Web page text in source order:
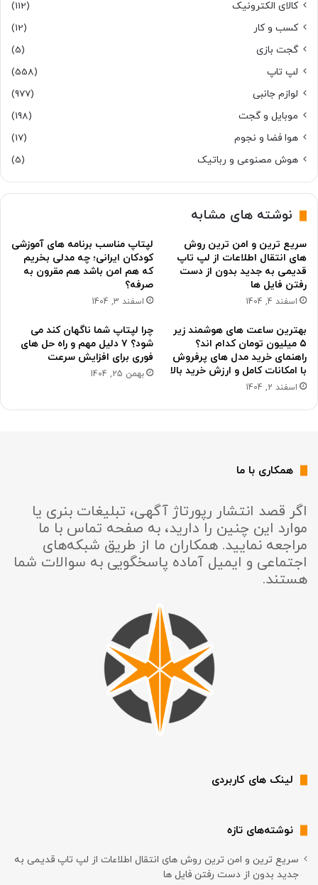
کالای الکترونیک
(112)
کسب و کار
(12)
گجت بازی
(5)
لپ تاپ
(558)
لوازم جانبی
(977)
موبایل و گجت
(198)
هوا فضا و نجوم
(17)
هوش مصنوعی و رباتیک
(5)
نوشته های مشابه
سریع ترین و امن ترین روش
های انتقال اطلاعات از لپ تاپ
قدیمی به جدید بدون از دست
رفتن فایل ها
اسفند 4, 1404
لپتاپ مناسب برنامه های آموزشی
کودکان ایرانی؛ چه مدلی بخریم
که هم امن باشد هم مقرون به
صرفه؟
اسفند 3, 1404
بهترین ساعت های هوشمند زیر
۵ میلیون تومان کدام اند؟
راهنمای خرید مدل های پرفروش
با امکانات کامل و ارزش خرید بالا
اسفند 2, 1404
چرا لپتاپ شما ناگهان کند می
شود؟ ۷ دلیل مهم و راه حل های
فوری برای افزایش سرعت
بهمن 25, 1404
همکاری با ما
اگر قصد انتشار رپورتاژ آگهی، تبلیغات بنری یا
موارد این چنین را دارید، به صفحه تماس با ما
مراجعه نمایید. همکاران ما از طریق شبکه‌های
اجتماعی و ایمیل آماده پاسخگویی به سوالات شما
هستند.
لینک های کاربردی
نوشته‌های تازه
سریع ترین و امن ترین روش های انتقال اطلاعات از لپ تاپ قدیمی به
جدید بدون از دست رفتن فایل ها